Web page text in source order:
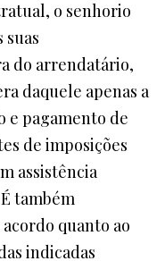
o senhorio
do arrendatário,
daquele apenas a
e pagamento de
de imposições
assistência
também
quanto ao
indicadas